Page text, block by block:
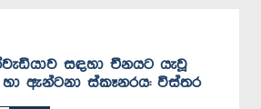
සඳහා චීනයට යැවූ
හා ඇන්ටනා ස්කෑනරය: විස්තර